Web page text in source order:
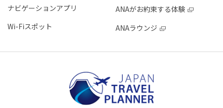
ナビゲーションアプリ
Wi-Fiスポット
ANAがお約束する体験
ANAラウンジ